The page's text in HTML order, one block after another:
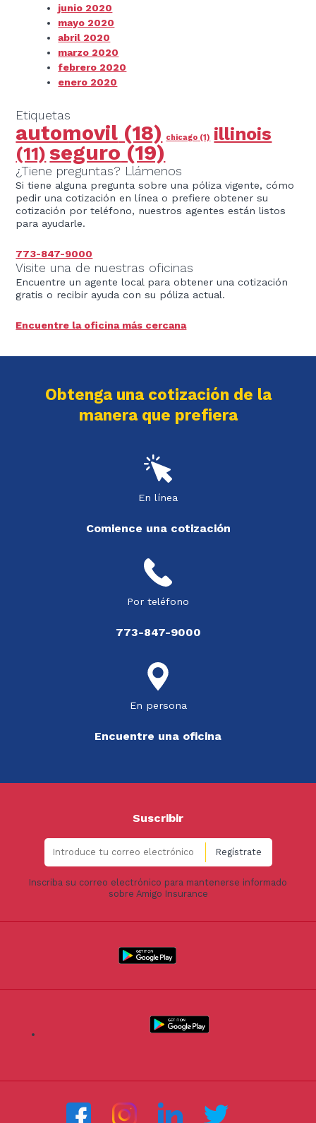
junio 2020
mayo 2020
abril 2020
marzo 2020
febrero 2020
enero 2020
Etiquetas
automovil (18) chicago (1) illinois
(11) seguro (19)
¿Tiene preguntas? Llámenos
Si tiene alguna pregunta sobre una póliza vigente, cómo
pedir una cotización en línea o prefiere obtener su
cotización por teléfono, nuestros agentes están listos
para ayudarle.
773-847-9000
Visite una de nuestras oficinas
Encuentre un agente local para obtener una cotización
gratis o recibir ayuda con su póliza actual.
Encuentre la oficina más cercana
Obtenga una cotización de la
manera que prefiera
En línea
Comience una cotización
Por teléfono
773-847-9000
En persona
Encuentre una oficina
Suscribir
Inscriba su correo electrónico para mantenerse informado
sobre Amigo Insurance